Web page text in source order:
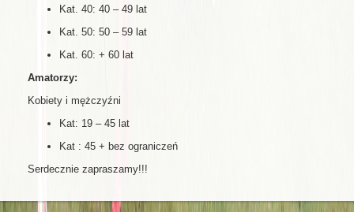
Kat. 40: 40 – 49 lat
Kat. 50: 50 – 59 lat
Kat. 60: + 60 lat
Amatorzy:
Kobiety i mężczyźni
Kat: 19 – 45 lat
Kat : 45 + bez ograniczeń
Serdecznie zapraszamy!!!